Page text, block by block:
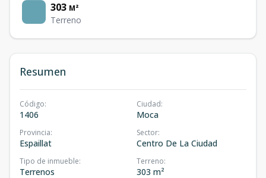
303 M²
Terreno
Resumen
Código:
1406
Ciudad:
Moca
Provincia:
Espaillat
Sector:
Centro De La Ciudad
Tipo de inmueble:
Terrenos
Terreno:
303 m²